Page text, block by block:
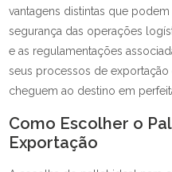
vantagens distintas que
segurança das operações
e as regulamentações
seus processos de
cheguem ao destino em
Como Escolher o
Exportação